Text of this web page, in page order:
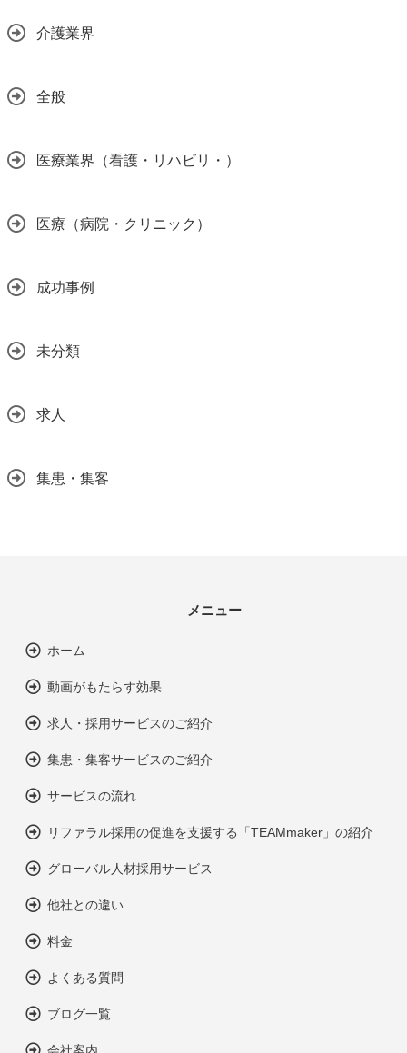
介護業界
全般
医療業界（看護・リハビリ・）
医療（病院・クリニック）
成功事例
未分類
求人
集患・集客
メニュー
ホーム
動画がもたらす効果
求人・採用サービスのご紹介
集患・集客サービスのご紹介
サービスの流れ
リファラル採用の促進を支援する「TEAMmaker」の紹介
グローバル人材採用サービス
他社との違い
料金
よくある質問
ブログ一覧